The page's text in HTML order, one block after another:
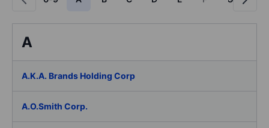
A
A.K.A. Brands Holding Corp
A.O.Smith Corp.